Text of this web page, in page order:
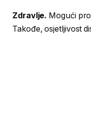
Zdravlje. Mogući
Takođe, osjetljivost